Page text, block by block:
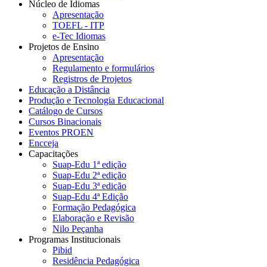
Núcleo de Idiomas
Apresentação
TOEFL - ITP
e-Tec Idiomas
Projetos de Ensino
Apresentação
Regulamento e formulários
Registros de Projetos
Educação a Distância
Produção e Tecnologia Educacional
Catálogo de Cursos
Cursos Binacionais
Eventos PROEN
Encceja
Capacitações
Suap-Edu 1ª edição
Suap-Edu 2ª edição
Suap-Edu 3ª edição
Suap-Edu 4ª Edição
Formação Pedagógica
Elaboração e Revisão
Nilo Peçanha
Programas Institucionais
Pibid
Residência Pedagógica